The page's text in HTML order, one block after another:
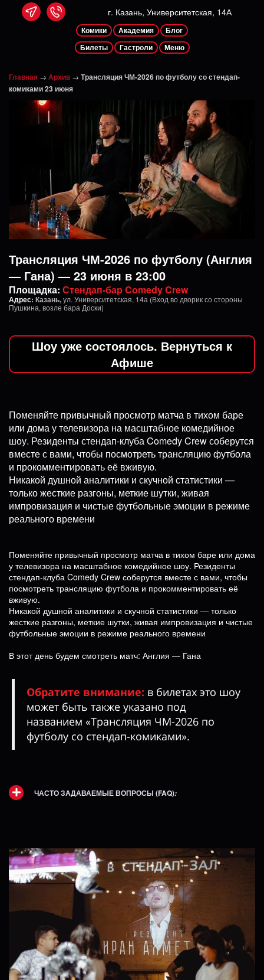
г. Казань, Университетская, 14А
Комики Академия
Блог
Билеты
Гастроли Меню
Главная → Архив → Трансляция ЧМ-2026 по футболу со стендап-
комиками 23 июня
Трансляция ЧМ-2026 по футболу (Англия
— Гана) — 23 июня в 23:00
Площадка: Стендап-бар Comedy Crew
Адрес: Казань,ул. Университетская, 14а (Вход во дворик со стороны
Пушкина, возле бара Доски)
Шоу уже состоялось. Вернуться к
Афише
Поменяйте привычный просмотр матча в тихом баре
или дома у телевизора на масштабное комедийное
шоу. Резиденты стендап-клуба Comedy Crew соберутся
вместе с вами, чтобы посмотреть трансляцию футбола
и прокомментировать её вживую.
Никакой душной аналитики и скучной статистики —
только жесткие разгоны, меткие шутки, живая
импровизация и чистые футбольные эмоции в режиме
реального времени
Поменяйте привычный просмотр матча в тихом баре или дома
у телевизора на масштабное комедийное шоу. Резиденты
стендап-клуба Comedy Crew соберутся вместе с вами, чтобы
посмотреть трансляцию футбола и прокомментировать её
вживую.
Никакой душной аналитики и скучной статистики — только
жесткие разгоны, меткие шутки, живая импровизация и чистые
футбольные эмоции в режиме реального времени
В этот день будем смотреть матч: Англия — Гана
Обратите внимание: в билетах это шоу
может быть также указано под
названием «Трансляция ЧМ-2026 по
футболу со стендап-комиками».
ЧАСТО ЗАДАВАЕМЫЕ ВОПРОСЫ (FAQ):